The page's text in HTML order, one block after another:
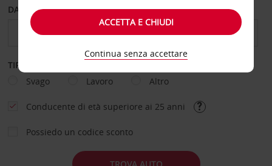
DAL GIORNO AL GIORNO
TIPOLOGIA DI NOLEGGIO
Svago
Lavoro Altro
Conducente di età superiore ai 25 anni
Possiedo un codice sconto
TROVA AUTO
ACCETTA E CHIUDI
Continua senza accettare